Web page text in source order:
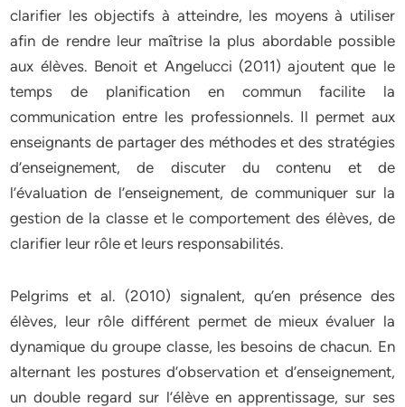
clarifier les objectifs à atteindre, les moyens à utiliser
afin de rendre leur maîtrise la plus abordable possible
aux élèves. Benoit et Angelucci (2011) ajoutent que le
temps de planification en commun facilite la
communication entre les professionnels. Il permet aux
enseignants de partager des méthodes et des stratégies
d’enseignement, de discuter du contenu et de
l’évaluation de l’enseignement, de communiquer sur la
gestion de la classe et le comportement des élèves, de
clarifier leur rôle et leurs responsabilités.
Pelgrims et al. (2010) signalent, qu’en présence des
élèves, leur rôle différent permet de mieux évaluer la
dynamique du groupe classe, les besoins de chacun. En
alternant les postures d’observation et d’enseignement,
un double regard sur l’élève en apprentissage, sur ses